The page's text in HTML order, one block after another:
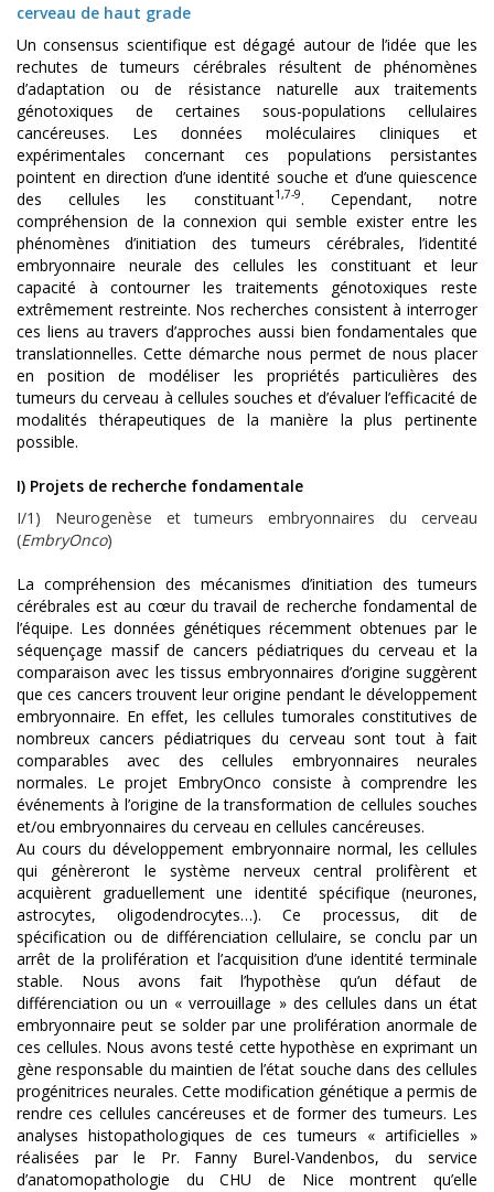
cerveau de haut grade
Un consensus scientifique est dégagé autour de l’idée que les
rechutes de tumeurs cérébrales résultent de phénomènes
d’adaptation ou de résistance naturelle aux traitements
génotoxiques de certaines sous-populations cellulaires
cancéreuses. Les données moléculaires cliniques et
expérimentales concernant ces populations persistantes
pointent en direction d’une identité souche et d’une quiescence
des cellules les constituant1,7-9. Cependant, notre
compréhension de la connexion qui semble exister entre les
phénomènes d’initiation des tumeurs cérébrales, l’identité
embryonnaire neurale des cellules les constituant et leur
capacité à contourner les traitements génotoxiques reste
extrêmement restreinte. Nos recherches consistent à interroger
ces liens au travers d’approches aussi bien fondamentales que
translationnelles. Cette démarche nous permet de nous placer
en position de modéliser les propriétés particulières des
tumeurs du cerveau à cellules souches et d’évaluer l’efficacité de
modalités thérapeutiques de la manière la plus pertinente
possible.
I) Projets de recherche fondamentale
I/1) Neurogenèse et tumeurs embryonnaires du cerveau
(EmbryOnco)
La compréhension des mécanismes d’initiation des tumeurs
cérébrales est au cœur du travail de recherche fondamental de
l’équipe. Les données génétiques récemment obtenues par le
séquençage massif de cancers pédiatriques du cerveau et la
comparaison avec les tissus embryonnaires d’origine suggèrent
que ces cancers trouvent leur origine pendant le développement
embryonnaire. En effet, les cellules tumorales constitutives de
nombreux cancers pédiatriques du cerveau sont tout à fait
comparables avec des cellules embryonnaires neurales
normales. Le projet EmbryOnco consiste à comprendre les
événements à l’origine de la transformation de cellules souches
et/ou embryonnaires du cerveau en cellules cancéreuses.
Au cours du développement embryonnaire normal, les cellules
qui génèreront le système nerveux central prolifèrent et
acquièrent graduellement une identité spécifique (neurones,
astrocytes, oligodendrocytes…). Ce processus, dit de
spécification ou de différenciation cellulaire, se conclu par un
arrêt de la prolifération et l’acquisition d’une identité terminale
stable. Nous avons fait l’hypothèse qu’un défaut de
différenciation ou un « verrouillage » des cellules dans un état
embryonnaire peut se solder par une prolifération anormale de
ces cellules. Nous avons testé cette hypothèse en exprimant un
gène responsable du maintien de l’état souche dans des cellules
progénitrices neurales. Cette modification génétique a permis de
rendre ces cellules cancéreuses et de former des tumeurs. Les
analyses histopathologiques de ces tumeurs « artificielles »
réalisées par le Pr. Fanny Burel-Vandenbos, du service
d’anatomopathologie du CHU de Nice montrent qu’elle